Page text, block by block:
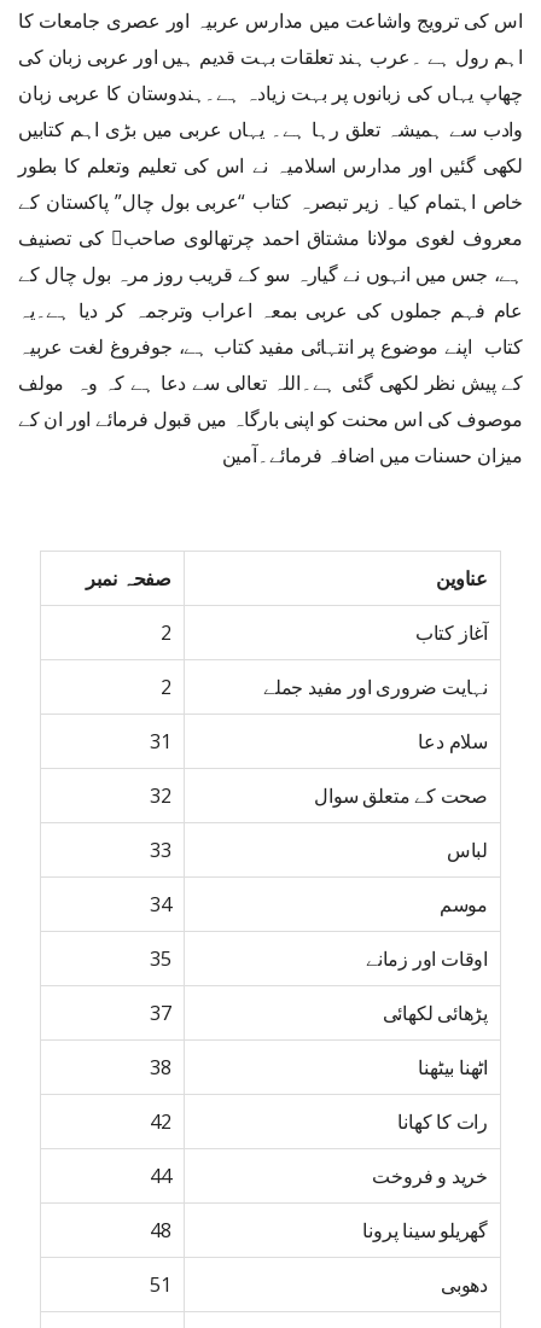
اس کی ترویج واشاعت میں مدارس عربیہ اور عصری جامعات کا
اہم رول ہے ۔عرب ہند تعلقات بہت قدیم ہیں اور عربی زبان کی
چھاپ یہاں کی زبانوں پر بہت زیادہ ہے۔ہندوستان کا عربی زبان
وادب سے ہمیشہ تعلق رہا ہے۔ یہاں عربی میں بڑی اہم کتابیں
لکھی گئیں اور مدارس اسلامیہ نے اس کی تعلیم وتعلم کا بطور
خاص اہتمام کیا۔ زیر تبصرہ کتاب “عربی بول چال” پاکستان کے
معروف لغوی مولانا مشتاق احمد چرتھالوی صاحب﷫ کی تصنیف
ہے، جس میں انہوں نے گیارہ سو کے قریب روز مرہ بول چال کے
عام فہم جملوں کی عربی بمعہ اعراب وترجمہ کر دیا ہے۔یہ
کتاب اپنے موضوع پر انتہائی مفید کتاب ہے، جوفروغ لغت عربیہ
کے پیش نظر لکھی گئی ہے۔اللہ تعالی سے دعا ہے کہ وہ مولف
موصوف کی اس محنت کو اپنی بارگاہ میں قبول فرمائے اور ان کے
میزان حسنات میں اضافہ فرمائے۔آمین
عناوین صفحہ نمبر
آغاز کتاب 2
نہایت ضروری اور مفید جملے 2
سلام دعا 31
صحت کے متعلق سوال 32
لباس 33
موسم 34
اوقات اور زمانے 35
پڑھائی لکھائی 37
اٹھنا بیٹھنا 38
رات کا کھانا 42
خرید و فروخت 44
گھریلو سینا پرونا 48
دھوبی 51